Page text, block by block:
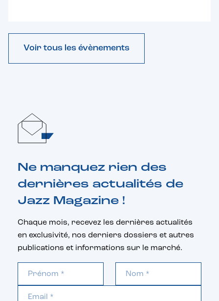
Voir tous les évènements
Ne manquez rien des
dernières actualités de
Jazz Magazine !
Chaque mois, recevez les dernières actualités
en exclusivité, nos derniers dossiers et autres
publications et informations sur le marché.